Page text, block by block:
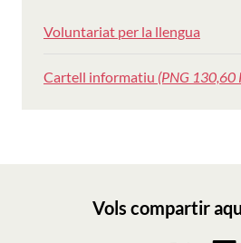
Voluntariat per la llengua
Cartell informatiu (PNG 130,60
Vols compartir